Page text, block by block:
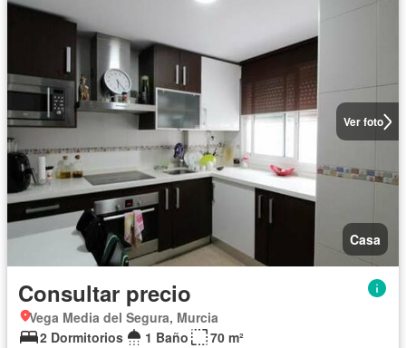
Ver foto
Casa
Consultar precio
Vega Media del Segura, Murcia
2 Dormitorios
1 Baño
70 m²